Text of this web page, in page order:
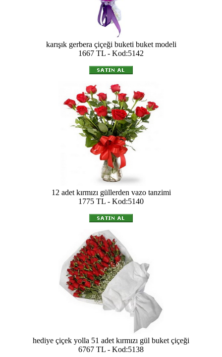
karışık gerbera çiçeği buketi buket modeli
1667 TL - Kod:5142
12 adet kırmızı güllerden vazo tanzimi
1775 TL - Kod:5140
hediye çiçek yolla 51 adet kırmızı gül buket çiçeği
6767 TL - Kod:5138